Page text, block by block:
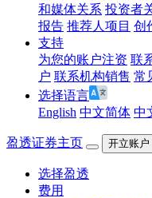
和媒体关系 投资者
报告 推荐人项目 创
支持
为您的账户注资 联
户 联系机构销售 常
选择语言
English 中文简体 中
盈透证券主页 开立账户
选择盈透
费用